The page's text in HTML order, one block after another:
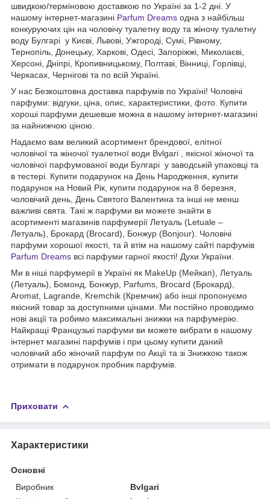
швидкою/терміновою доставкою по Україні за 1-2 дні. У
нашому інтернет-магазині Parfum Dreams одна з найбільш
конкуруючих цін на чоловічу туалетну воду та жіночу туалетну
воду Булгарі у Києві, Львові, Ужгороді, Сумі, Рівному,
Тернопіль, Донецьку, Харкові, Одесі, Запоріжжі, Миколаєві,
Херсоні, Дніпрі, Кропивницькому, Полтаві, Вінниці, Горлівці,
Черкасах, Чернігові та по всій Україні.
У нас Безкоштовна доставка парфумів по Україні! Чоловічі
парфуми: відгуки, ціна, опис, характеристики, фото. Купити
хороші парфуми дешевше можна в нашому інтернет-магазині
за найнижчою ціною.
Надаємо вам великий асортимент брендової, елітної
чоловічої та жіночої туалетної води Bvlgari , якісної жіночої та
чоловічої парфумованої води Булгарі у заводській упаковці та
в тестері. Купити подарунок на День Народження, купити
подарунок на Новий Рік, купити подарунок на 8 березня,
чоловічий день, День Святого Валентина та інші не менш
важливі свята. Такі ж парфуми ви можете знайти в
асортименті магазинів парфумерії Летуаль (Letuale –
Летуаль), Брокард (Brocard), Бонжур (Bonjour). Чоловічі
парфуми хорошої якості, та й втім на нашому сайті парфумів
Parfum Dreams всі парфуми гарної якості! Духи України.
Ми в ніші парфумерії в Україні як MakeUp (Мейкап), Летуаль
(Летуаль), Бомонд, Бонжур, Parfums, Brocard (Брокард),
Aromat, Lagrande, Kremchik (Кремчик) або інші пропонуємо
якісний товар за доступними цінами. Ми постійно проводимо
нові акції та робимо максимальні знижки на парфумерію.
Найкращі Французькі парфуми ви можете вибрати в нашому
інтернет магазині парфумів і при цьому купити даний
чоловічий або жіночий парфум по Акції та зі Знижкою також
отримати в подарунок пробник парфумів.
Приховати
Характеристики
Основні
Виробник
Bvlgari